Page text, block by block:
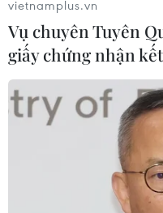
Hàn Quốc chốt
chung kết Asian
vietnamplus.vn
Vụ chuyên Tuyên
giấy chứng nhận